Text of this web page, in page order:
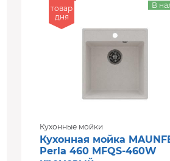
товар
дня
Кухонные мойки
Кухонная мойка
Perla 460 MFQS-460W
В